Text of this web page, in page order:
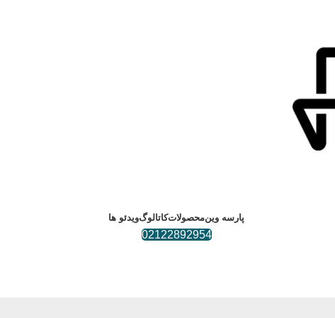
پارسه وینمحصولاتکاتالوگویدئو ها
02122892954